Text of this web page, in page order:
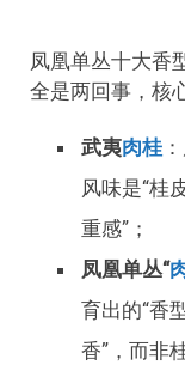
凤凰单丛十大香
全是两回事，核
武夷肉桂
风味是“桂
重感”；
凤凰单丛“
育出的“香
香”，而非